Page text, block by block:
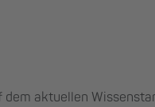
dem aktuellen